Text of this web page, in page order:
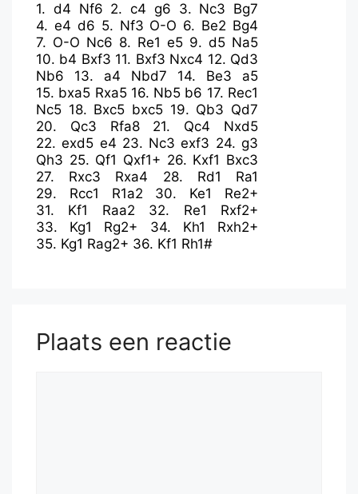
1. d4 Nf6 2. c4 g6 3. Nc3 Bg7
4. e4 d6 5. Nf3 O-O 6. Be2 Bg4
7. O-O Nc6 8. Re1 e5 9. d5 Na5
10. b4 Bxf3 11. Bxf3 Nxc4 12. Qd3
Nb6
13. a4 Nbd7 14. Be3
a5
15. bxa5 Rxa5 16. Nb5 b6 17. Rec1
Nc5 18. Bxc5 bxc5 19. Qb3 Qd7
20. Qc3 Rfa8 21. Qc4
Nxd5
22.exd5 e4 23. Nc3 exf3 24.g3
Qh3 25. Qf1 Qxf1+ 26. Kxf1 Bxc3
27. Rxc3 Rxa4 28. Rd1
Ra1
29. Rcc1 R1a2 30. Ke1
Re2+
31. Kf1 Raa2 32. Re1
Rxf2+
33. Kg1 Rg2+ 34. Kh1
Rxh2+
35. Kg1 Rag2+ 36. Kf1 Rh1#
Plaats een reactie